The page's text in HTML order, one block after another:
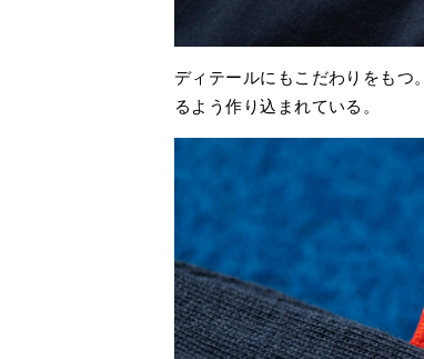
ディテールにもこだわりをもつ
るよう作り込まれている。